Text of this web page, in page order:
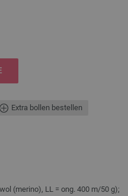
Extra bollen bestellen
(merino), LL = ong. 400 m/50 g);